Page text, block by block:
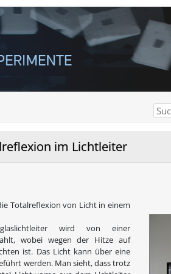
im Lichtleiter
Totalreflexion von Licht in einem
wird von einer
wobei wegen der Hitze auf
ist. Das Licht kann über eine
werden. Man sieht, dass trotz